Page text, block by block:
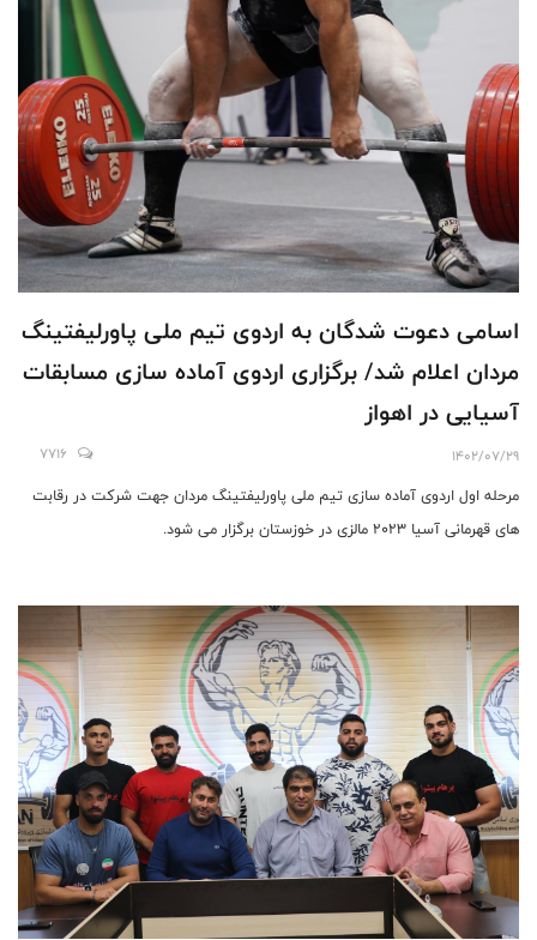
اسامی دعوت شدگان به اردوی تیم ملی پاورلیفتینگ
مردان اعلام شد/ برگزاری اردوی آماده سازی مسابقات
آسیایی در اهواز
1402/07/29
7716
مرحله اول اردوی آماده سازی تیم ملی پاورلیفتینگ مردان جهت شرکت در رقابت
های قهرمانی آسیا 2023 مالزی در خوزستان برگزار می شود.